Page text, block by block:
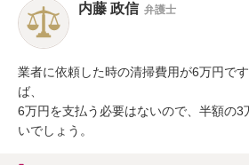
内藤 政信 弁護士
業者に依頼した時の清掃費用が6万円で
ば、
6万円を支払う必要はないので、半額の3
いでしょう。